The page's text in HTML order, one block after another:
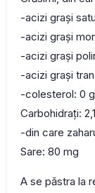
-acizi grași
-acizi grași
-acizi grași
-acizi grași
-colesterol: 0 g
Carbohidrați:
-din care
Sare: 80 mg
A se păstra la